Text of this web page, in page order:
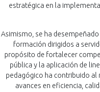
estratégica en la
Asimismo, se ha
formación dirigidos a
propósito de fortalecer
pública y la aplicación de
pedagógico ha contribuido
avances en eficiencia,